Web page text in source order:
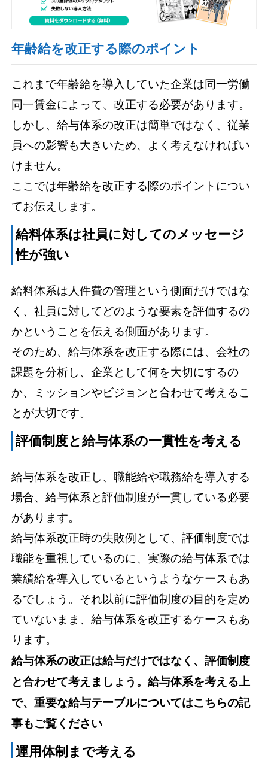
年齢給を改正する際のポイント
これまで年齢給を導入していた企業は同一労働
同一賃金によって、改正する必要があります。
しかし、給与体系の改正は簡単ではなく、従業
員への影響も大きいため、よく考えなければい
けません。
ここでは年齢給を改正する際のポイントについ
てお伝えします。
給料体系は社員に対してのメッセージ
性が強い
給料体系は人件費の管理という側面だけではな
く、社員に対してどのような要素を評価するの
かということを伝える側面があります。
そのため、給与体系を改正する際には、会社の
課題を分析し、企業として何を大切にするの
か、ミッションやビジョンと合わせて考えるこ
とが大切です。
評価制度と給与体系の一貫性を考える
給与体系を改正し、職能給や職務給を導入する
場合、給与体系と評価制度が一貫している必要
があります。
給与体系改正時の失敗例として、評価制度では
職能を重視しているのに、実際の給与体系では
業績給を導入しているというようなケースもあ
るでしょう。それ以前に評価制度の目的を定め
ていないまま、給与体系を改正するケースもあ
ります。
給与体系の改正は給与だけではなく、評価制度
と合わせて考えましょう。給与体系を考える上
で、重要な給与テーブルについてはこちらの記
事もご覧ください
運用体制まで考える